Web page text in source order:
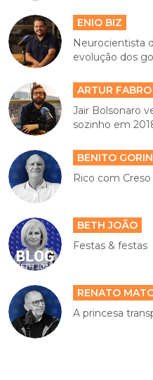
ENIO BIZ
Neurocientista
evolução dos
ARTUR FABRO
Jair Bolsonaro
sozinho em
BENITO
Rico com Creso
BETH JOÃO
Festas & festas
RENATO
A princesa